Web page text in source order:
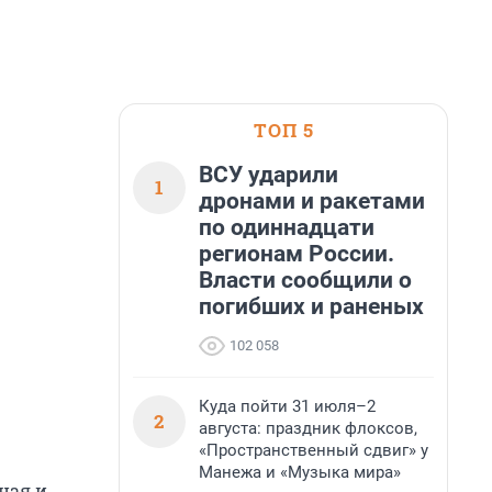
ТОП 5
1
ВСУ ударили
дронами и ракетами
по одиннадцати
регионам России.
Власти сообщили о
погибших и раненых
102 058
2
Куда пойти 31 июля–2
августа: праздник флоксов,
«Пространственный сдвиг» у
Манежа и «Музыка мира»